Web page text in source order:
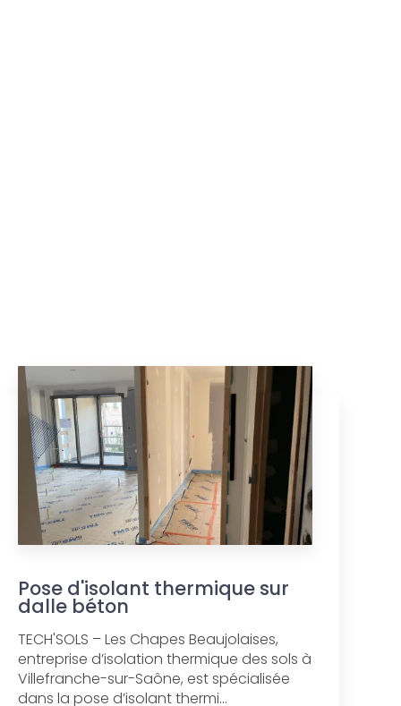
Pose d'isolant thermique sur
dalle béton
TECH'SOLS – Les Chapes Beaujolaises,
entreprise d’isolation thermique des sols à
Villefranche-sur-Saône, est spécialisée
dans la pose d’isolant thermi...